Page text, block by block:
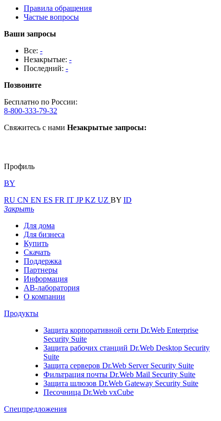
Правила обращения
Частые вопросы
Ваши запросы
Все: -
Незакрытые: -
Последний: -
Позвоните
Бесплатно по России:
8-800-333-79-32
Свяжитесь с нами Незакрытые запросы:
Профиль
BY
RU CN EN ES FR IT JPKZ UZ BY ID
Закрыть
Для дома
Для бизнеса
Купить
Скачать
Поддержка
Партнеры
Информация
АВ-лаборатория
О компании
Продукты
Защита корпоративной сети Dr.Web Enterprise
Security Suite
Защита рабочих станций Dr.Web Desktop Security
Suite
Защита серверов Dr.Web Server Security Suite
Фильтрация почты Dr.Web Mail Security Suite
Защита шлюзов Dr.Web Gateway Security Suite
Песочница Dr.Web vxCube
Спецпредложения